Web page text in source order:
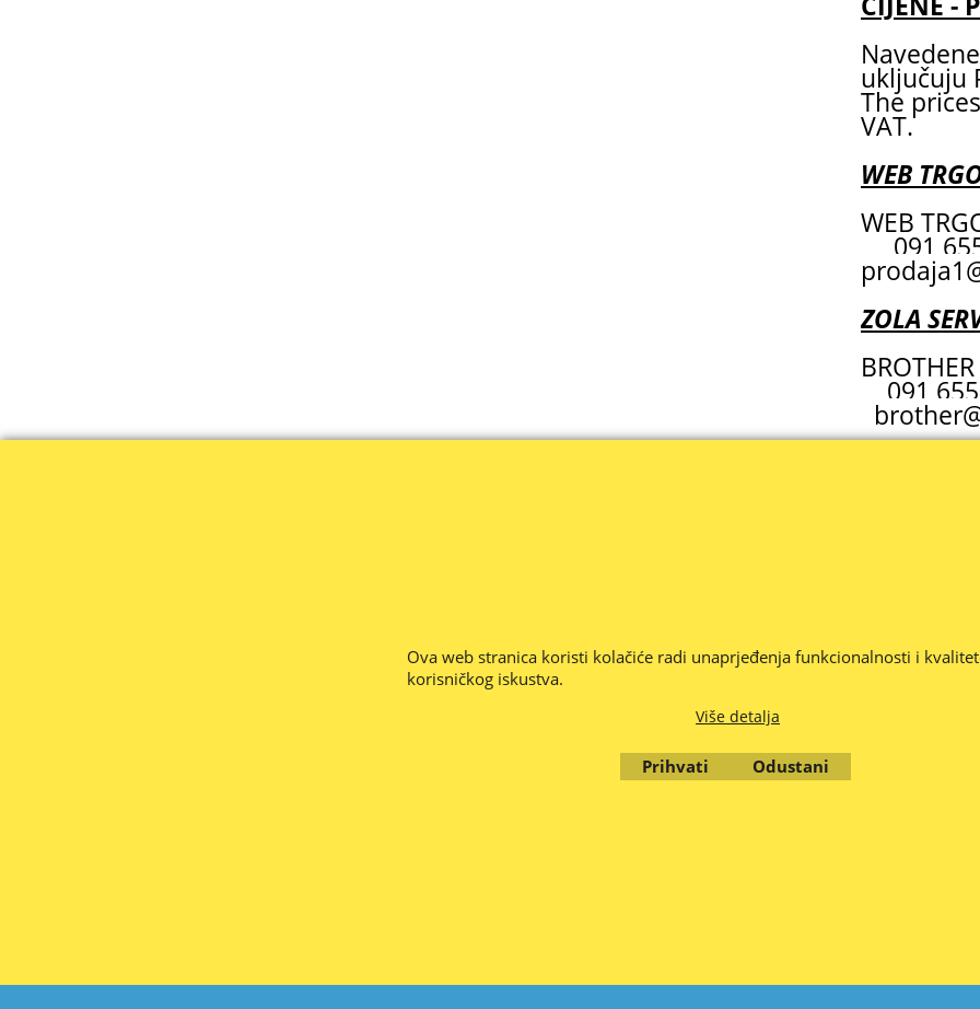
uključuju
The
VAT.
WEB
WEB
091
ZOLA
091
Web informacija o raspoloživosti robe je promjenjiva i nije obvezujuća, najbolje je provjeriti
To create online store
ShopFactory eCommerce
Ova web stranica koristi kolačiće radi unaprjeđenja funkcionalnosti i
korisničkog iskustva.
Više detalja
Prihvati Odustani